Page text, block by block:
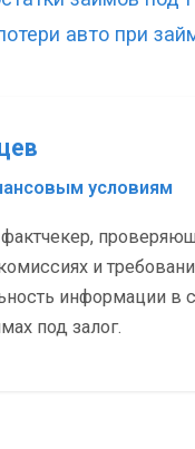
авто при
условиям
и
информации в
под залог.